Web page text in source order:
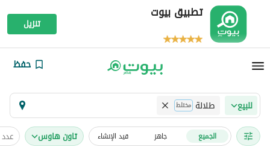
تطبيق بيوت
تنزيل
حفظ
للبيع طلالة مختلط
الجميع جاهز قيد الإنشاء تاون هاوس